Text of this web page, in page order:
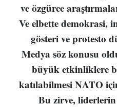
ve özgürce
Ve elbette demokrasi,
gösteri ve protesto
Medya söz konusu
büyük etkinliklere
katılabilmesi NATO
Bu zirve,